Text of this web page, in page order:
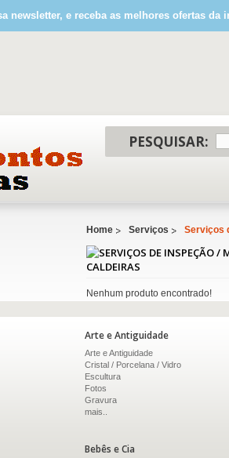
newsletter, e receba as melhores ofertas da
PESQUISAR:
Home Serviços Serviços
CALDEIRAS
Nenhum produto encontrado!
Arte e Antiguidade
Arte e Antiguidade
Cristal / Porcelana / Vidro
Escultura
Fotos
Gravura
mais..
Bebês e Cia